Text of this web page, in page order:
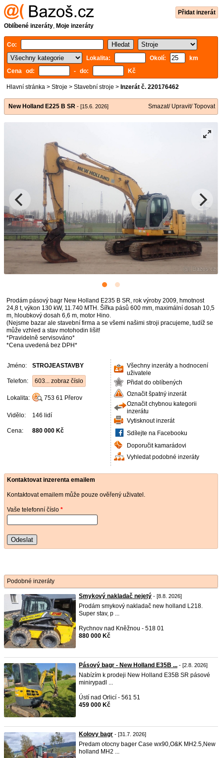
Přidat inzerát
Oblíbené inzeráty, Moje inzeráty
Co:
Lokalita:
Okolí:
km
Cena od:
- do: Kč
Hlavní stránka > Stroje > Stavební stroje > Inzerát č. 220176462
New Holland E225 B SR - [15.6. 2026] Smazat/ Upravit/ Topovat
Prodám pásový bagr New Holland E235 B SR, rok výroby 2009, hmotnost
24,8 t, výkon 130 kW, 11.740 MTH. Šířka pásů 600 mm, maximální dosah 10,5
m, hloubkový dosah 6,6 m, motor Hino.
(Nejsme bazar ale stavební firma a se všemi našimi stroji pracujeme, tudíž se
může vzhled a stav motohodin lišit!
*Pravidelně servisováno*
*Cena uvedená bez DPH*
Jméno: STROJEASTAVBY
Telefon: 603... zobraz číslo
Lokalita: 753 61 Přerov
Vidělo: 146 lidí
Cena: 880 000 Kč
Všechny inzeráty a hodnocení
uživatele
Přidat do oblíbených
Označit špatný inzerát
Označit chybnou kategorii
inzerátu
Vytisknout inzerát
Sdílejte na Facebooku
Doporučit kamarádovi
Vyhledat podobné inzeráty
Kontaktovat inzerenta emailem
Kontaktovat emailem může pouze ověřený uživatel.
Vaše telefonní číslo *
Odeslat
Podobné inzeráty
Smykový nakladač nejetý - [8.8. 2026]
Prodám smykový nakladač new holland L218.
Super stav, p ...
Rychnov nad Kněžnou - 518 01
880 000 Kč
Pásový bagr - New Holland E35B ... - [2.8. 2026]
Nabízím k prodeji New Holland E35B SR pásové
minirypadl ...
Ústí nad Orlicí - 561 51
459 000 Kč
Kolovy bagr - [31.7. 2026]
Predam otocny bager Case wx90,O&K MH2.5,New
holland MH2 ...